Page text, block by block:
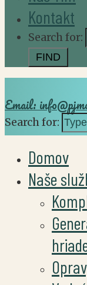
Kontakt
Search for:
Email:
Search for:
Domov
Naše